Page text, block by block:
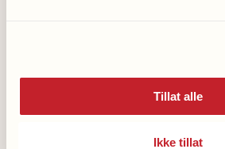
Tillat alle
Ikke tillat